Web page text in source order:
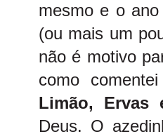
mesmo e o
(ou mais um
não é motivo
como
Limão, Ervas
Deus. O